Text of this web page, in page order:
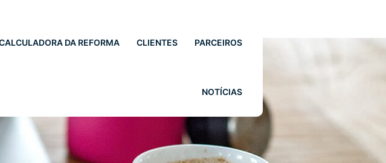
DA REFORMA CLIENTES PARCEIROS
NOTÍCIAS